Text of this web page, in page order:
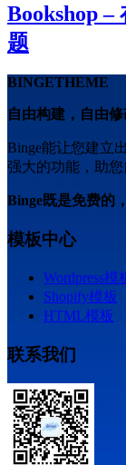
Bookshop –
题
BINGETHEME
自由构建，自由
Binge能让您建立
强大的功能，助您
Binge既是免费的
模板中心
Wordpress模
Shopify模板
HTML模板
联系我们